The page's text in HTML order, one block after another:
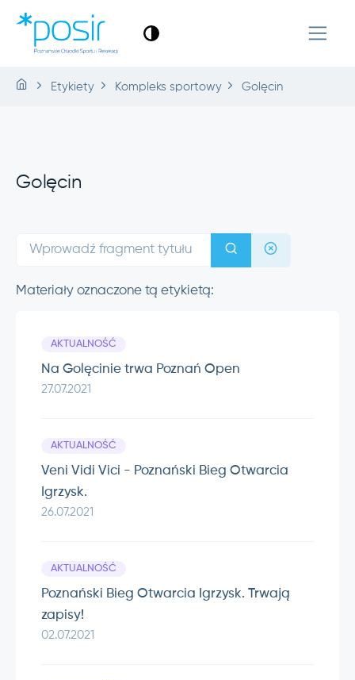
Etykiety Kompleks sportowy Golęcin
Golęcin
Materiały oznaczone tą etykietą:
Na Golęcinie trwa Poznań Open
27.07.2021
AKTUALNOŚĆ
Veni Vidi Vici - Poznański Bieg Otwarcia
Igrzysk.
26.07.2021
AKTUALNOŚĆ
Poznański Bieg Otwarcia Igrzysk. Trwają
zapisy!
02.07.2021
AKTUALNOŚĆ